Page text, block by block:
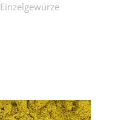
Einzelgewürze